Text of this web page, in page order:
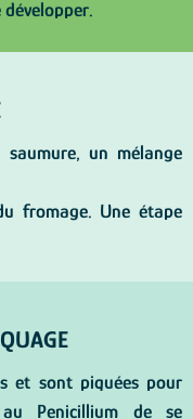
un mélange
fromage. Une étape
et sont piquées pour
Penicillium de se